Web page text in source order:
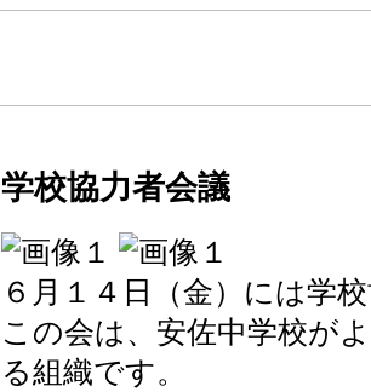
学校協力者会議
６月１４日（金）には学
この会は、安佐中学校が
る組織です。